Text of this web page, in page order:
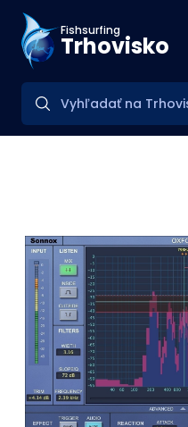
Fishsurfing
Trhovisko